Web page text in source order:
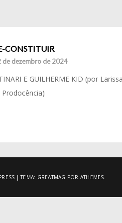
CONSTITUIR
de dezembro de 2024
E GUILHERME KID (por
|TEMA: GREATMAG POR ATHEMES.